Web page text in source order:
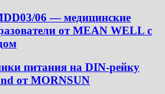
06 — медицинские
от MEAN WELL с
питания на DIN-рейку
от MORNSUN